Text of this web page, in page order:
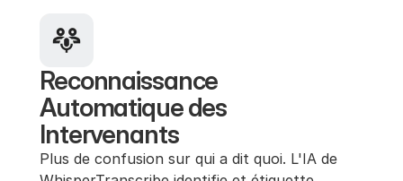
Reconnaissance
Automatique des
Intervenants
Plus de confusion sur qui a dit quoi. L'IA de